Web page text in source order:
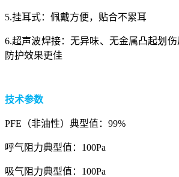
5.挂耳式：佩戴方便，贴合不累耳
6.超声波焊接：无异味、无金属凸起划伤
防护效果更佳
技术参数
PFE（非油性）典型值：99%
呼气阻力典型值：100Pa
吸气阻力典型值：100Pa